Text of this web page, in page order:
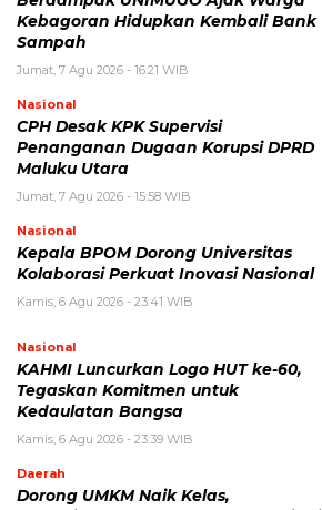
Kebagoran Hidupkan Kembali Bank
Sampah
Jumat, 7 Agu 2026 - 16:21 WIB
Nasional
CPH Desak KPK Supervisi
Penanganan Dugaan Korupsi DPRD
Maluku Utara
Jumat, 7 Agu 2026 - 15:58 WIB
Nasional
Kepala BPOM Dorong Universitas
Kolaborasi Perkuat Inovasi Nasional
Kamis, 6 Agu 2026 - 23:41 WIB
Nasional
KAHMI Luncurkan Logo HUT ke-60,
Tegaskan Komitmen untuk
Kedaulatan Bangsa
Kamis, 6 Agu 2026 - 23:39 WIB
Daerah
Dorong UMKM Naik Kelas,